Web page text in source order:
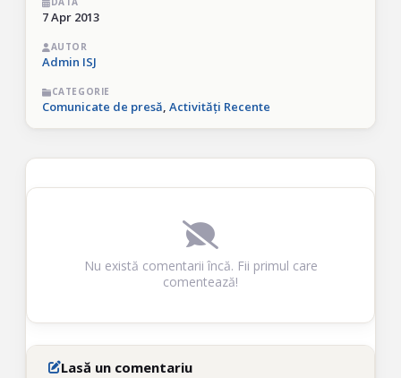
7 Apr 2013
AUTOR
Admin ISJ
CATEGORIE
Comunicate de presă, Activități Recente
Nu există comentarii încă. Fii primul care
comentează!
Lasă un comentariu